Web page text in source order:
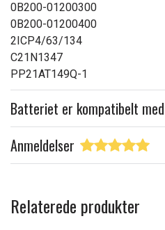
0B200-01200300
0B200-01200400
2ICP4/63/134
C21N1347
PP21AT149Q-1
Batteriet er kompatibelt
Anmeldelser
Relaterede produkter